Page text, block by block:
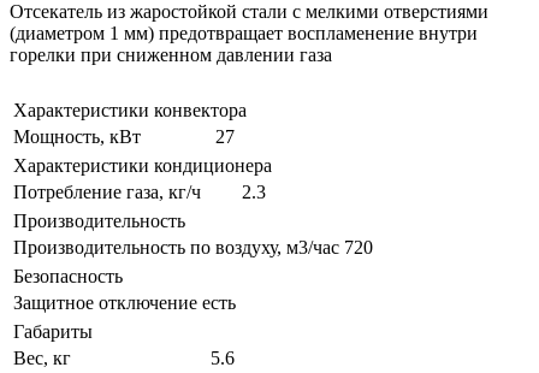
Отсекатель из жаростойкой стали с мелкими отверстиями
(диаметром 1 мм) предотвращает воспламенение внутри
горелки при сниженном давлении газа
Характеристики конвектора
Мощность, кВт
27
Характеристики кондиционера
Потребление газа, кг/ч
2.3
Производительность
Производительность по воздуху, м3/час 720
Безопасность
Защитное отключение есть
Габариты
Вес, кг
5.6